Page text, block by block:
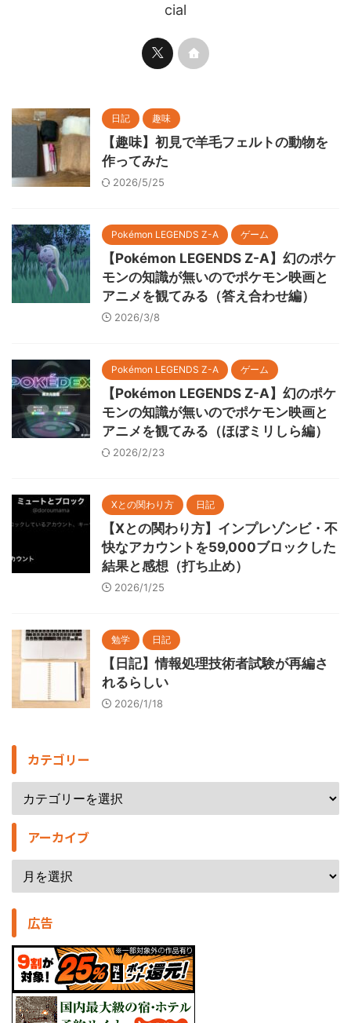
cial
日記 趣味
【趣味】初見で羊毛フェルトの動物を
作ってみた
2026/5/25
Pokémon LEGENDS Z-A ゲーム
【Pokémon LEGENDS Z-A】幻のポケ
モンの知識が無いのでポケモン映画と
アニメを観てみる（答え合わせ編）
2026/3/8
Pokémon LEGENDS Z-A ゲーム
【Pokémon LEGENDS Z-A】幻のポケ
モンの知識が無いのでポケモン映画と
アニメを観てみる（ほぼミリしら編）
2026/2/23
Xとの関わり方 日記
【Xとの関わり方】インプレゾンビ・不
快なアカウントを59,000ブロックした
結果と感想（打ち止め）
2026/1/25
勉学 日記
【日記】情報処理技術者試験が再編さ
れるらしい
2026/1/18
カテゴリー
アーカイブ
広告